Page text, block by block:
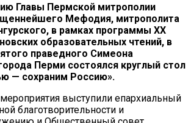
Главы Пермской митрополии
Мефодия, митрополита
в рамках программы XX
образовательных чтений, в
праведного Симеона
Перми состоялся круглый стол
— сохраним Россию».
выступили епархиальный
благотворительности и